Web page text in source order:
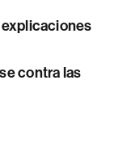
explicaciones
contra las